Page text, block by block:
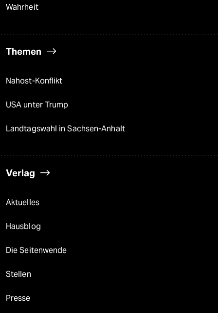
Wahrheit
Themen
Nahost-Konflikt
USA unter Trump
Landtagswahl in Sachsen-Anhalt
Verlag
Aktuelles
Hausblog
Die Seitenwende
Stellen
Presse